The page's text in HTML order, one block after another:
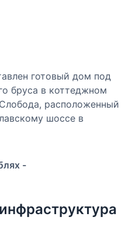
готовый дом под
бруса в коттеджном
расположенный
шоссе в
соток расположен
и банный комплекс от
в 2022 году и
-